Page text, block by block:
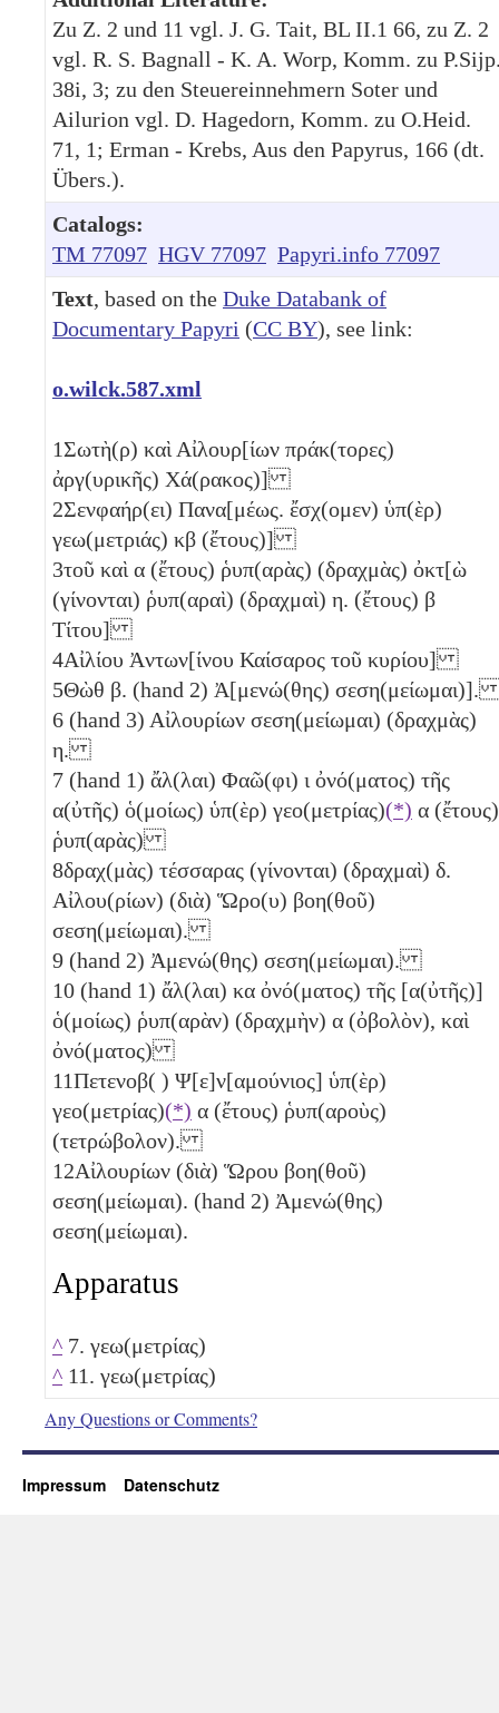
Zu Z. 2 und 11 vgl. J. G. Tait, BL II.1 66, zu Z. 2
vgl. R. S. Bagnall - K. A. Worp, Komm. zu
38i, 3; zu den Steuereinnehmern Soter und
Ailurion vgl. D. Hagedorn, Komm. zu O.Heid.
71, 1; Erman - Krebs, Aus den Papyrus, 166 (dt.
Übers.).
Catalogs:
TM 77097 HGV 77097 Papyri.info 77097
Text, based on the Duke Databank of
Documentary Papyri (CC BY), see link:
o.wilck.587.xml
1Σωτὴ(ρ) καὶ Αἰλουρ[ίων πράκ(τορες)
ἀργ(υρικῆς) Χά(ρακος)]
2Σενφαήρ(ει) Πανα[μέως. ἔσχ(ομεν) ὑπ(ὲρ)
γεω(μετριάς) κβ (ἔτους)]
3τοῦ καὶ α (ἔτους) ῥυπ(αρὰς) (δραχμὰς) ὀκτ[ὼ
(γίνονται) ῥυπ(αραὶ) (δραχμαὶ) η. (ἔτους) β
Τίτου]
4Αἰλίου Ἀντων[ίνου Καίσαρος τοῦ κυρίου]
5Θὼθ β. (hand 2) Ἀ[μενώ(θης)
6 (hand 3) Αἰλουρίων σεση(μείωμαι) (δραχμὰς)
η.
7 (hand 1) ἄλ(λαι) Φαῶ(φι) ι ὀνό(ματος) τῆς
α(ὐτῆς) ὁ(μοίως) ὑπ(ὲρ) γεο(μετρίας)(*) α (ἔτους)
ῥυπ(αρὰς)
8δραχ(μὰς) τέσσαρας (γίνονται) (δραχμαὶ) δ.
Αἰλου(ρίων) (διὰ) Ὥρο(υ) βοη(θοῦ)
σεση(μείωμαι).
9 (hand 2) Ἀμενώ(θης) σεση(μείωμαι).
10 (hand 1) ἄλ(λαι) κα ὀνό(ματος) τῆς [α(ὐτῆς)]
ὁ(μοίως) ῥυπ(αρὰν) (δραχμὴν) α (ὀβολὸν), καὶ
ὀνό(ματος)
11Πετενοβ( ) Ψ[ε]ν[αμούνιος] ὑπ(ὲρ)
γεο(μετρίας)(*) α (ἔτους) ῥυπ(αροὺς)
(τετρώβολον).
12Αἰλουρίων (διὰ) Ὥρου βοη(θοῦ)
σεση(μείωμαι). (hand 2) Ἀμενώ(θης)
σεση(μείωμαι).
Apparatus
^ 7. γεω(μετρίας)
^ 11. γεω(μετρίας)
Any Questions or Comments?
Impressum Datenschutz